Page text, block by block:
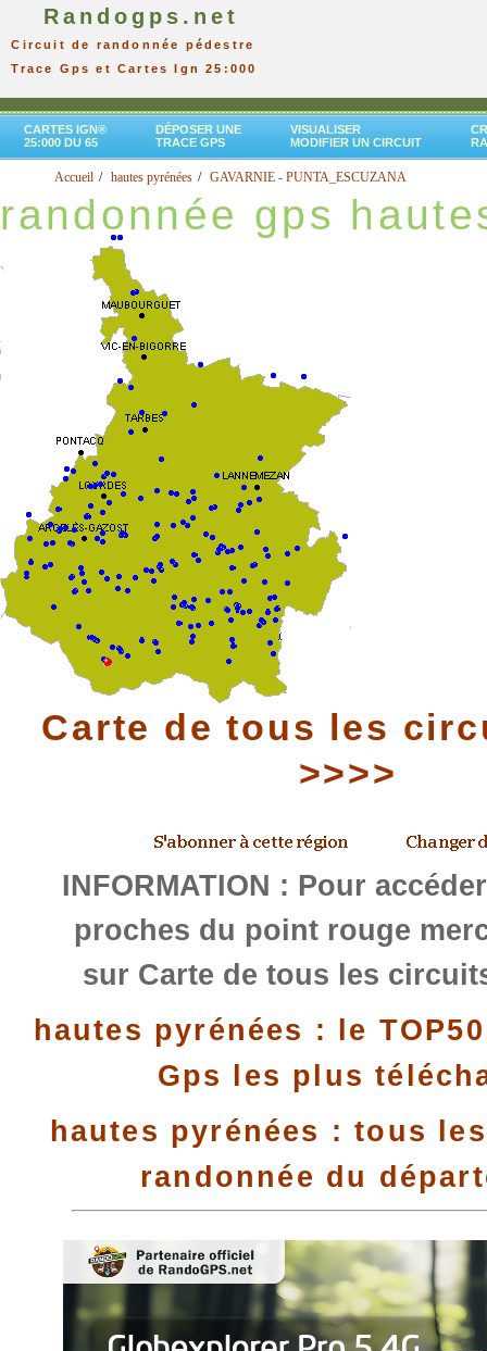
Randogps.net
Circuit de randonnée pédestre
Trace Gps et Cartes Ign 25:000
CARTES IGN®
25:000 DU 65
DÉPOSER UNE
TRACE GPS
VISUALISER
MODIFIER UN CIRCUIT
Accueil hautes pyrénées GAVARNIE - PUNTA_ESCUZANA
randonnée gps
Carte de tous les
>>>>
INFORMATION : Pour
proches du point rouge
sur Carte de tous les
hautes pyrénées : le
Gps les plus
hautes pyrénées : tous
randonnée du